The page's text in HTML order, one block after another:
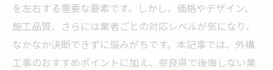
を左右する重要な要素です。しかし、価格やデザイン、
施工品質、さらには業者ごとの対応レベルが気になり、
なかなか決断できずに悩みがちです。本記事では、外構
工事のおすすめポイントに加え、奈良県で後悔しない業